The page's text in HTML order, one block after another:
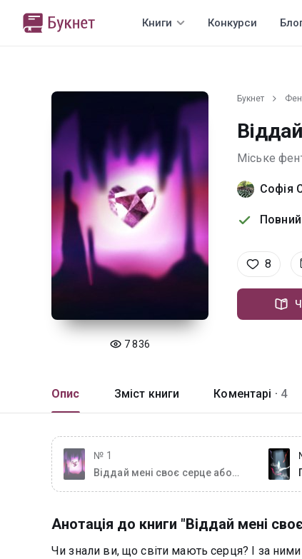
Книги Конкурси
7 836
Букнет
Міське
Софія
Повний
8
Опис Зміст книги Коментарі · 4
№ 1
Віддай мені своє серце або
Анотація до книги "Віддай мені
Чи знали ви, що світи мають серця? І за